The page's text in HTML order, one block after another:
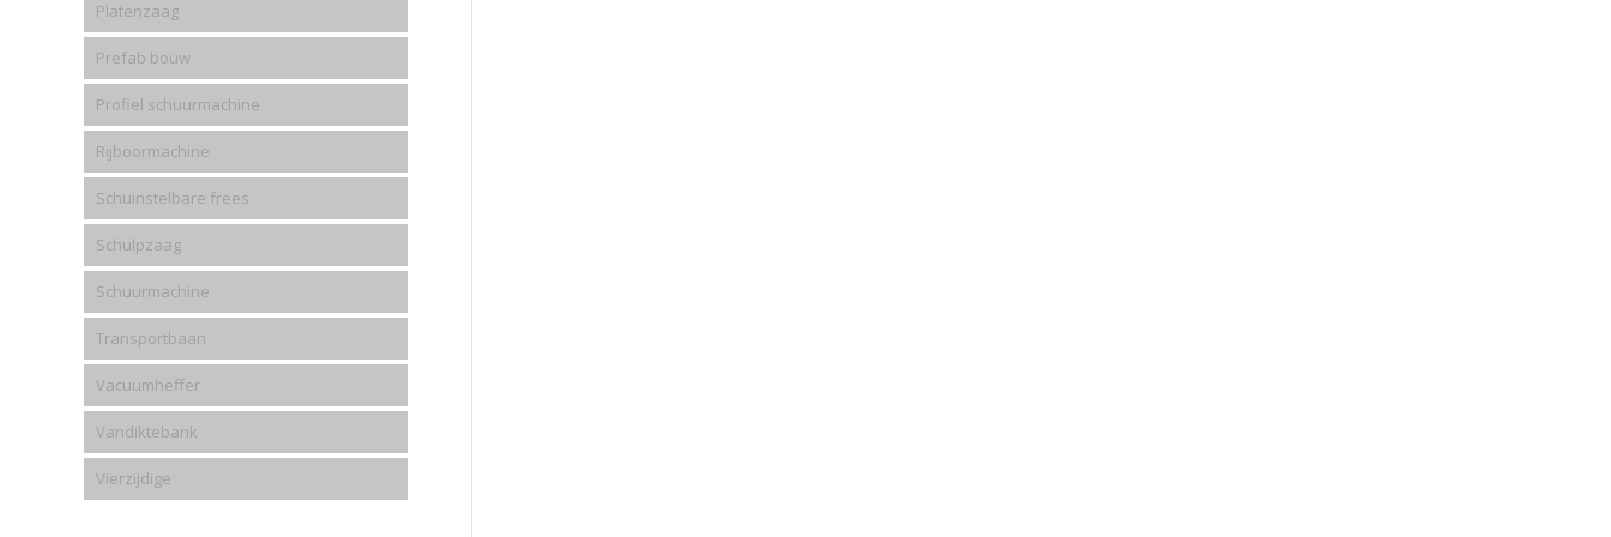
Platenzaag
Prefab bouw
Profiel schuurmachine
Rijboormachine
Schuinstelbare frees
Schulpzaag
Schuurmachine
Transportbaan
Vacuumheffer
Vandiktebank
Vierzijdige